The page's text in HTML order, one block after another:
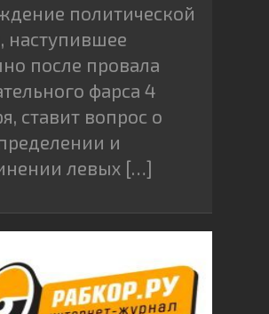
политической
наступившее
после провала
фарса 4
ставит вопрос о
и
левых […]